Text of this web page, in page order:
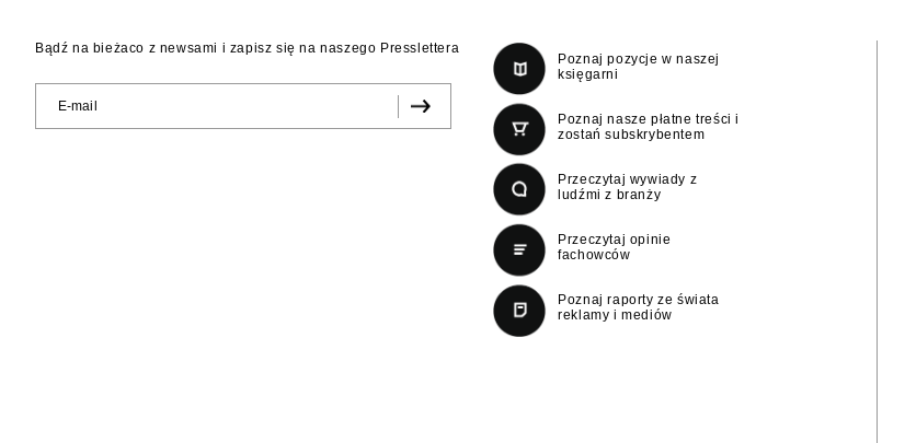
Bądź na bieżaco z newsami i zapisz się na naszego Presslettera
Poznaj pozycje w naszej
księgarni
Poznaj nasze płatne treści i
zostań subskrybentem
Przeczytaj wywiady z
ludźmi z branży
Przeczytaj opinie
fachowców
Poznaj raporty ze świata
reklamy i mediów